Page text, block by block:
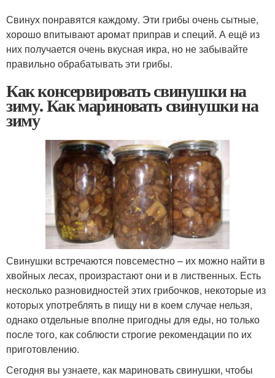
Свинух понравятся каждому. Эти грибы очень сытные,
хорошо впитывают аромат приправ и специй. А ещё из
них получается очень вкусная икра, но не забывайте
правильно обрабатывать эти грибы.
Как консервировать свинушки на
зиму. Как мариновать свинушки на
зиму
Свинушки встречаются повсеместно – их можно найти в
хвойных лесах, произрастают они и в лиственных. Есть
несколько разновидностей этих грибочков, некоторые из
которых употреблять в пищу ни в коем случае нельзя,
однако отдельные вполне пригодны для еды, но только
после того, как соблюсти строгие рекомендации по их
приготовлению.
Сегодня вы узнаете, как мариновать свинушки, чтобы